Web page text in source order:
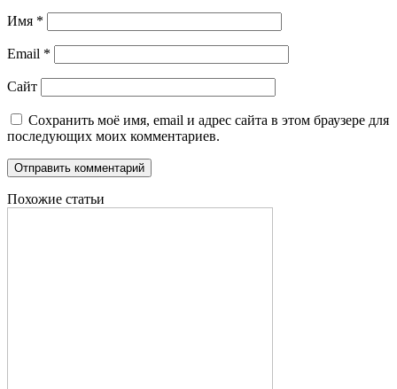
Имя *
Email *
Сайт
Сохранить моё имя, email и адрес сайта в этом браузере для
последующих моих комментариев.
Похожие статьи